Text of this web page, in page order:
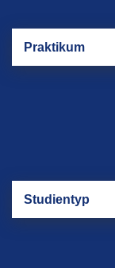
Prak­ti­kum
Stu­di­en­typ